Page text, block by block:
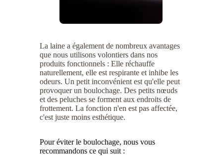
La laine a également de nombreux avantages
que nous utilisons volontiers dans nos
produits fonctionnels : Elle réchauffe
naturellement, elle est respirante et inhibe les
odeurs. Un petit inconvénient est qu'elle peut
provoquer un boulochage. Des petits nœuds
et des peluches se forment aux endroits de
frottement. La fonction n'en est pas affectée,
c'est juste moins esthétique.
Pour éviter le boulochage, nous vous
recommandons ce qui suit :